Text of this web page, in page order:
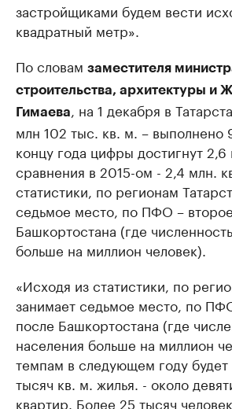
застройщиками будем вести
квадратный метр».
По словам заместителя
строительства, архитектуры и
Гимаева, на 1 декабря в
млн 102 тыс. кв. м. – выполнено
концу года цифры достигнут
сравнения в 2015-ом - 2,4 млн.
статистики, по регионам
седьмое место, по ПФО –
Башкортостана (где
больше на миллион человек).
«Исходя из статистики, по
занимает седьмое место, по
после Башкортостана (где
населения больше на миллион
темпам в следующем году
тысяч кв. м. жилья. - около
квартир. Более 25 тысяч